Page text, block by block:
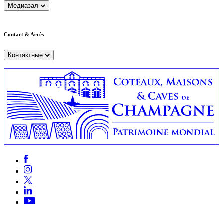
Медиазал
Contact & Accès
Контактные